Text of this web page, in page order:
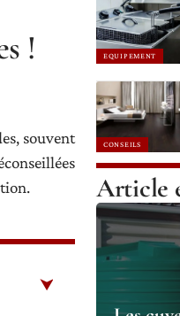
!
souvent
EQUIPEMENT
CONSEILS
Article